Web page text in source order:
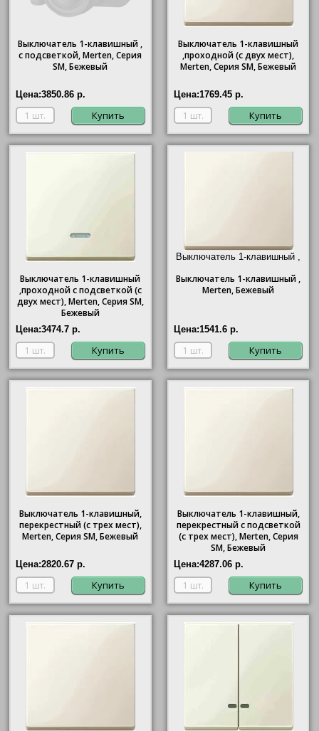
Выключатель 1-клавишный ,
с подсветкой, Merten, Серия
SM, Бежевый
Цена:3850.86 р.
Купить
Выключатель 1-клавишный
,проходной (с двух мест),
Merten, Серия SM, Бежевый
Цена:1769.45 р.
Купить
Выключатель 1-клавишный
,проходной с подсветкой (с
двух мест), Merten, Серия SM,
Бежевый
Цена:3474.7 р.
Купить
Выключатель 1-клавишный ,
Выключатель 1-клавишный ,
Merten, Бежевый
Цена:1541.6 р.
Купить
Выключатель 1-клавишный,
перекрестный (с трех мест),
Merten, Серия SM, Бежевый
Цена:2820.67 р.
Купить
Выключатель 1-клавишный,
перекрестный с подсветкой
(с трех мест), Merten, Серия
SM, Бежевый
Цена:4287.06 р.
Купить